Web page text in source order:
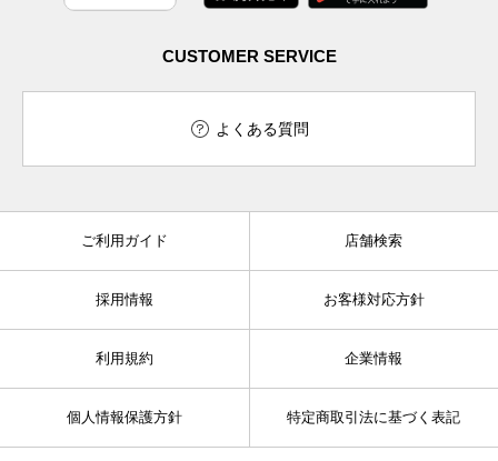
CUSTOMER SERVICE
よくある質問
ご利用ガイド 店舗検索
採用情報 お客様対応方針
利用規約 企業情報
個人情報保護方針 特定商取引法に基づく表記